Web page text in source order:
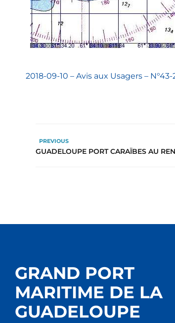
2018-09-10 – Avis aux Usagers –
PREVIOUS
GUADELOUPE PORT CARAÏBES AU
GRAND PORT
MARITIME DE LA
GUADELOUPE